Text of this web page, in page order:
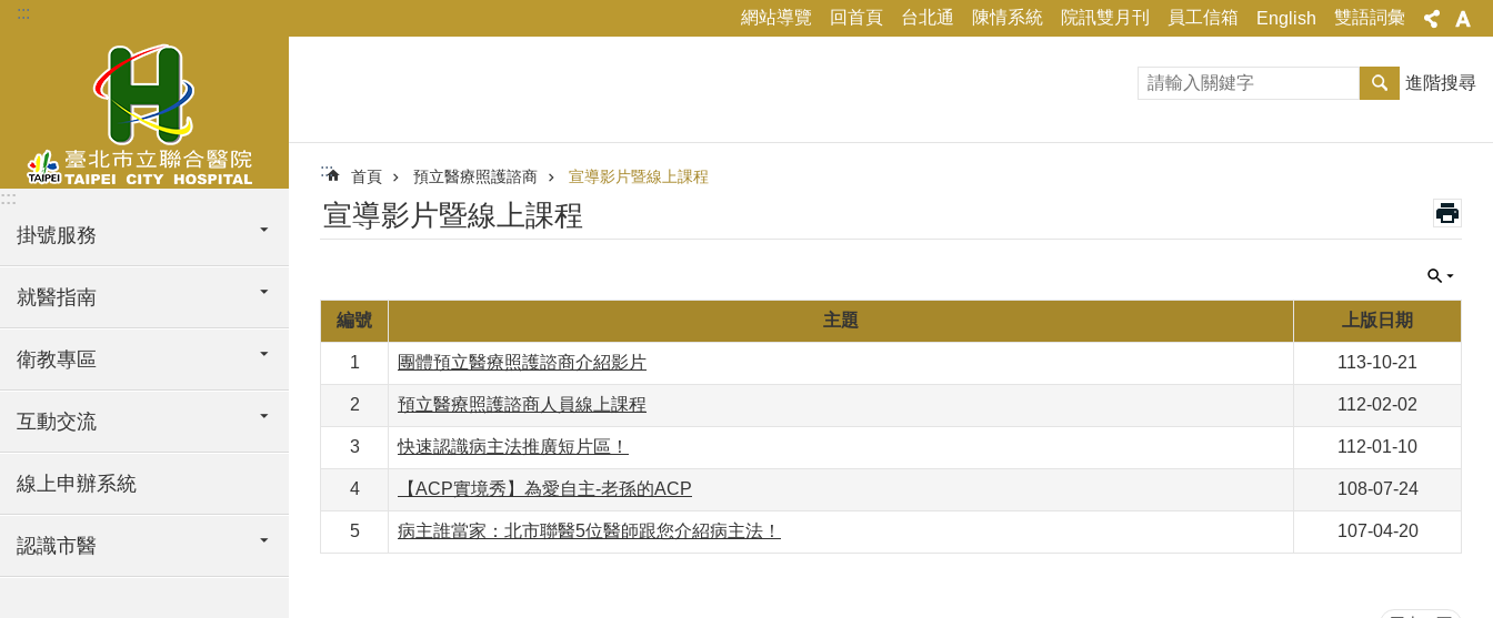
跳到主要內容區塊
::: 網站導覽 回首頁 台北通 陳情系統 院訊雙月刊 員工信箱 English 雙語詞彙
:::
掛號服務
就醫指南
衛教專區
互動交流
線上申辦系統
認識市醫
進階搜尋
::: 首頁 預立醫療照護諮商 宣導影片暨線上課程
宣導影片暨線上課程
編號 主題 上版日期
1 團體預立醫療照護諮商介紹影片 113-10-21
2 預立醫療照護諮商人員線上課程 112-02-02
3 快速認識病主法推廣短片區！ 112-01-10
4 【ACP實境秀】為愛自主-老孫的ACP 108-07-24
5 病主誰當家：北市聯醫5位醫師跟您介紹病主法！ 107-04-20